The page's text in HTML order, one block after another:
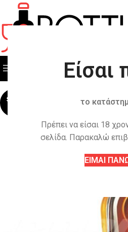
το
Πρέπει να είσαι 18
σελίδα. Παρακαλώ
ΕΙΜΑΙ
ΟΛΕΣ ΟΙ ΚΑΤΗΓΟΡΙΕΣ
SOLD